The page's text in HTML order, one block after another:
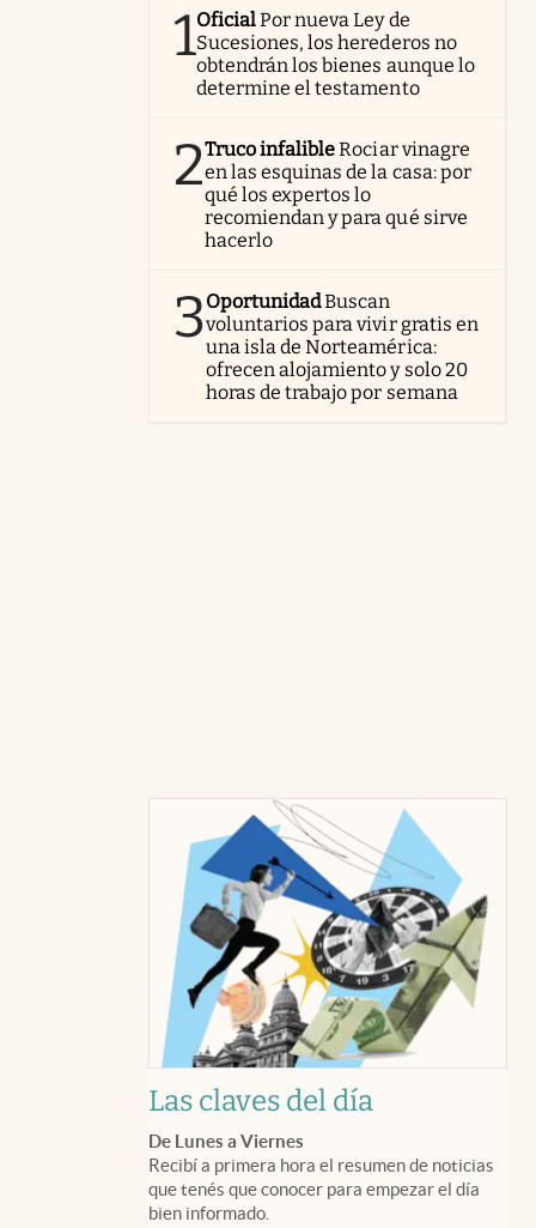
1OficialPor nueva Ley de
Sucesiones, los herederos no
obtendrán los bienes aunque lo
determine el testamento
2Truco infalibleRociar vinagre
en las esquinas de la casa: por
qué los expertos lo
recomiendan y para qué sirve
hacerlo
3OportunidadBuscan
voluntarios para vivir gratis en
una isla de Norteamérica:
ofrecen alojamiento y solo 20
horas de trabajo por semana
Las claves del día
De Lunes a Viernes
Recibí a primera hora el resumen de noticias
que tenés que conocer para empezar el día
bien informado.